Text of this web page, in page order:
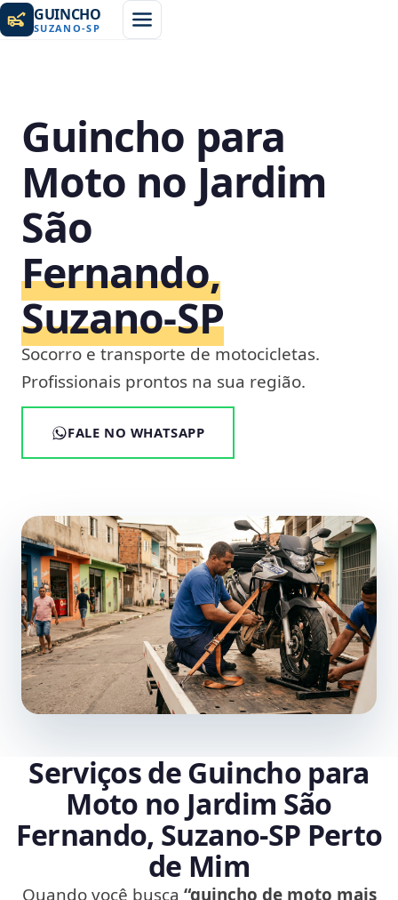
GUINCHO
SUZANO-SP
Guincho para
Moto no Jardim
São
Fernando,
Suzano‑SP
Socorro e transporte de motocicletas.
Profissionais prontos na sua região.
FALE NO WHATSAPP
Serviços de Guincho para
Moto no Jardim São
Fernando, Suzano‑SP Perto
de Mim
Quando você busca “guincho de moto mais